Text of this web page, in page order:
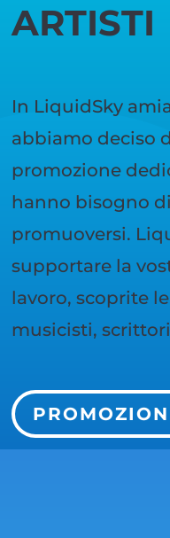
ARTISTI
In LiquidSky
abbiamo deciso
promozione
hanno bisogno
promuoversi.
supportare la
lavoro, scoprite
musicisti,